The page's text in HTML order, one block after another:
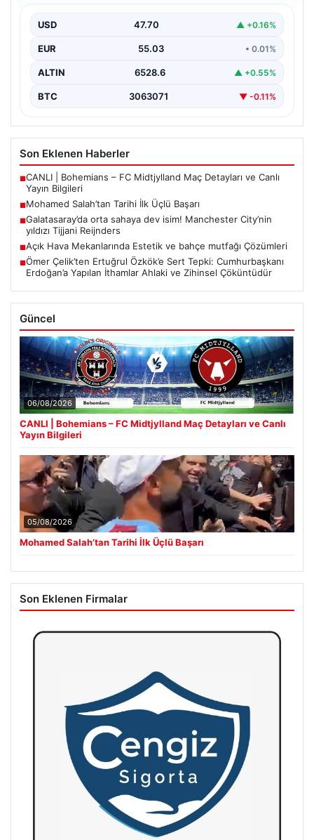
önemli bir dönüm noktasına imza attı. Takımının
hücum…
USD 47.70 ▲ +0.16%
EUR 55.03 • 0.01%
ALTIN 6528.6 ▲ +0.55%
BTC 3063071 ▼ -0.11%
Son Eklenen Haberler
■CANLI | Bohemians – FC Midtjylland Maç Detayları ve Canlı
Yayın Bilgileri
■Mohamed Salah’tan Tarihi İlk Üçlü Başarı
■Galatasaray’da orta sahaya dev isim! Manchester City’nin
yıldızı Tijjani Reijnders
■Açık Hava Mekanlarında Estetik ve bahçe mutfağı Çözümleri
■Ömer Çelik’ten Ertuğrul Özkök’e Sert Tepki: Cumhurbaşkanı
Erdoğan’a Yapılan İthamlar Ahlaki ve Zihinsel Çöküntüdür
Güncel
06/08/2026
CANLI | Bohemians – FC Midtjylland Maç Detayları ve Canlı
Yayın Bilgileri
05/08/2026
Mohamed Salah’tan Tarihi İlk Üçlü Başarı
Son Eklenen Firmalar